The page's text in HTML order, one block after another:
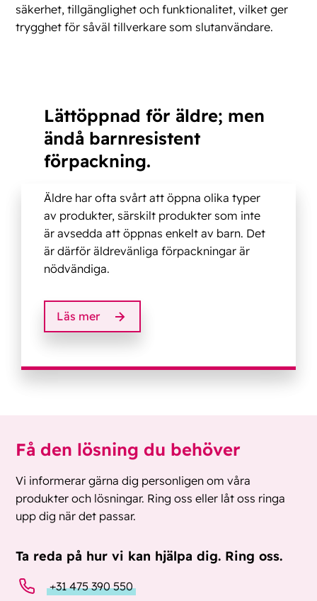
säkerhet, tillgänglighet och funktionalitet, vilket ger
trygghet för såväl tillverkare som slutanvändare.
Lättöppnad för äldre; men
ändå barnresistent
förpackning.
Äldre har ofta svårt att öppna olika typer
av produkter, särskilt produkter som inte
är avsedda att öppnas enkelt av barn. Det
är därför äldrevänliga förpackningar är
nödvändiga.
Läs mer
Få den lösning du behöver
Vi informerar gärna dig personligen om våra
produkter och lösningar. Ring oss eller låt oss ringa
upp dig när det passar.
Ta reda på hur vi kan hjälpa dig. Ring oss.
+31 475 390 550